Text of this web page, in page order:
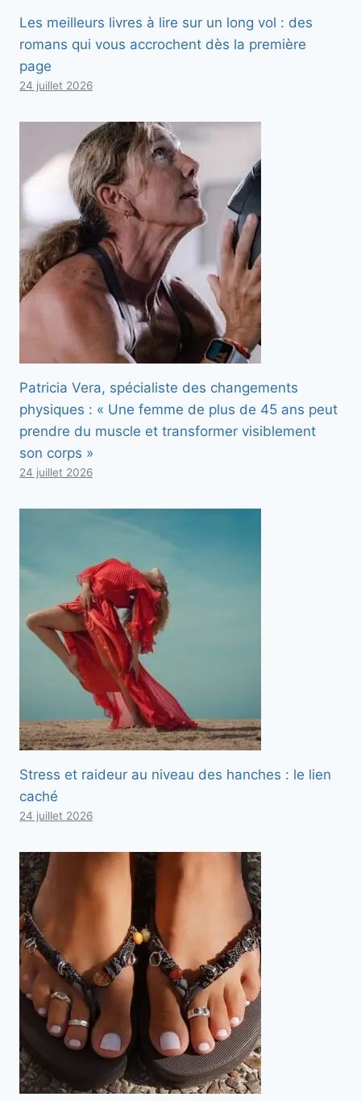
Les meilleurs livres à lire sur un long vol : des
romans qui vous accrochent dès la première
page
24 juillet 2026
Patricia Vera, spécialiste des changements
physiques : « Une femme de plus de 45 ans peut
prendre du muscle et transformer visiblement
son corps »
24 juillet 2026
Stress et raideur au niveau des hanches : le lien
caché
24 juillet 2026